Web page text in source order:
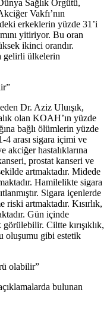
Sağlık Örgütü,
Vakfı’nın
erkeklerin yüzde 31’i
yitiriyor. Bu oran
ikinci orandır.
gelirli ülkelerin
Dr. Aziz Uluışık,
olan KOAH’ın yüzde
bağlı ölümlerin yüzde
4 arası sigara içimi ve
akciğer hastalıklarına
prostat kanseri ve
artmaktadır. Midede
Hamilelikte sigara
Sigara içenlerde
riski artmaktadır. Kısırlık,
Gün içinde
Ciltte kırışıklık,
oluşumu gibi estetik
olabilir”
bulunan